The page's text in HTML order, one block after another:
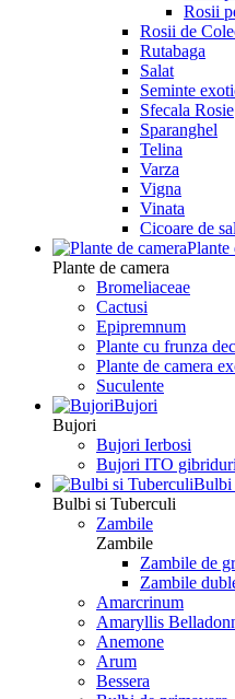
Rosii
Rosii de
Rutabaga
Salat
Seminte
Sfecala Rosie
Sparanghel
Telina
Varza
Vigna
Vinata
Сicoare de
Plante
Plante de camera
Bromeliaceae
Cactusi
Epipremnum
Plante cu frunza
Plante de camera
Suculente
Bujori
Bujori
Bujori Ierbosi
Bujori ITO gibriduri
Bulbi
Bulbi si Tuberculi
Zambile
Zambile
Zambile de
Zambile
Amarcrinum
Amaryllis
Anemone
Arum
Bessera